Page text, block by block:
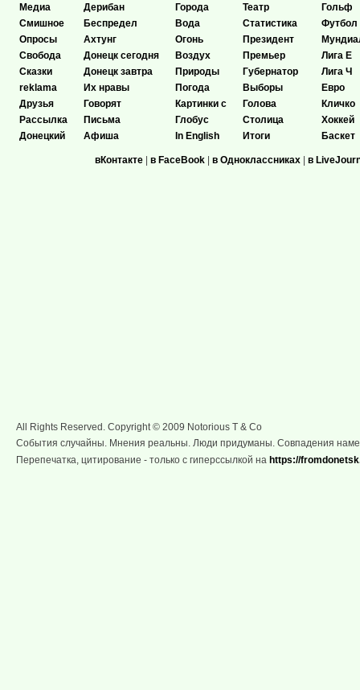
Медиа
Смишное
Опросы
Свобода
Сказки
reklama
Друзья
Рассылка
Донецкий
Дерибан
Беспредел
Ахтунг
Донецк сегодня
Донецк завтра
Их нравы
Говорят
Письма
Афиша
Города
Вода
Огонь
Воздух
Природы
Погода
Картинки с
Глобус
In English
Театр
Статистика
Президент
Премьер
Губернатор
Выборы
Голова
Столица
Итоги
Гольф
Футбол
Лига Е
Лига Ч
Евро
Кличко
Хоккей
Баскет
вКонтакте | в FaceBook | в Одноклассниках | в
All Rights Reserved. Copyright © 2009 Notorious T & Co
События случайны. Мнения реальны. Люди придуманы. Совпадения
Перепечатка, цитирование - только с гиперссылкой на https://